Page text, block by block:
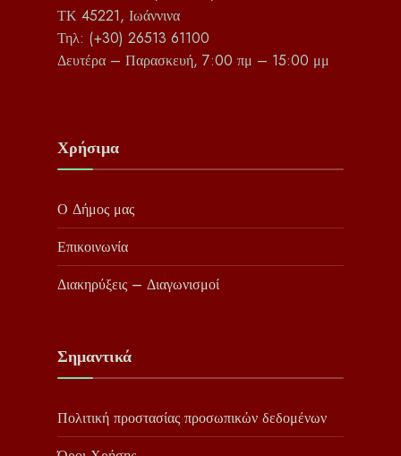
ΤΚ 45221, Ιωάννινα
Τηλ: (+30) 26513 61100
Δευτέρα – Παρασκευή, 7:00 πμ – 15:00 μμ
Χρήσιμα
Ο Δήμος μας
Επικοινωνία
Διακηρύξεις – Διαγωνισμοί
Σημαντικά
Πολιτική προστασίας προσωπικών δεδομένων